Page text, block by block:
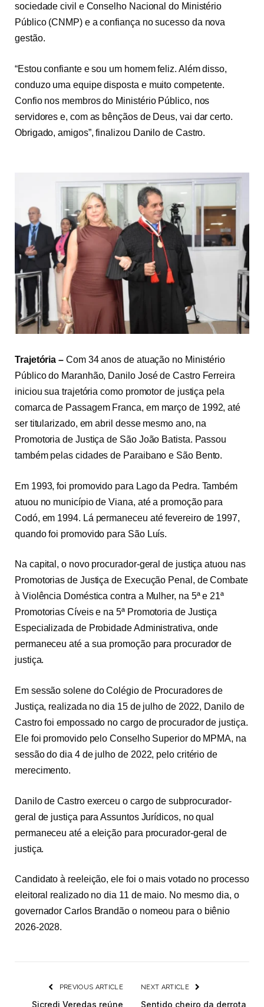
sociedade civil e Conselho Nacional do Ministério
Público (CNMP) e a confiança no sucesso da nova
gestão.
“Estou confiante e sou um homem feliz. Além disso,
conduzo uma equipe disposta e muito competente.
Confio nos membros do Ministério Público, nos
servidores e, com as bênçãos de Deus, vai dar certo.
Obrigado, amigos”, finalizou Danilo de Castro.
Trajetória – Com 34 anos de atuação no Ministério
Público do Maranhão, Danilo José de Castro Ferreira
iniciou sua trajetória como promotor de justiça pela
comarca de Passagem Franca, em março de 1992, até
ser titularizado, em abril desse mesmo ano, na
Promotoria de Justiça de São João Batista. Passou
também pelas cidades de Paraibano e São Bento.
Em 1993, foi promovido para Lago da Pedra. Também
atuou no município de Viana, até a promoção para
Codó, em 1994. Lá permaneceu até fevereiro de 1997,
quando foi promovido para São Luís.
Na capital, o novo procurador-geral de justiça atuou nas
Promotorias de Justiça de Execução Penal, de Combate
à Violência Doméstica contra a Mulher, na 5ª e 21ª
Promotorias Cíveis e na 5ª Promotoria de Justiça
Especializada de Probidade Administrativa, onde
permaneceu até a sua promoção para procurador de
justiça.
Em sessão solene do Colégio de Procuradores de
Justiça, realizada no dia 15 de julho de 2022, Danilo de
Castro foi empossado no cargo de procurador de justiça.
Ele foi promovido pelo Conselho Superior do MPMA, na
sessão do dia 4 de julho de 2022, pelo critério de
merecimento.
Danilo de Castro exerceu o cargo de subprocurador-
geral de justiça para Assuntos Jurídicos, no qual
permaneceu até a eleição para procurador-geral de
justiça.
Candidato à reeleição, ele foi o mais votado no processo
eleitoral realizado no dia 11 de maio. No mesmo dia, o
governador Carlos Brandão o nomeou para o biênio
2026-2028.
PREVIOUS ARTICLE
Sicredi Veredas reúne
NEXT ARTICLE
Sentido cheiro da derrota